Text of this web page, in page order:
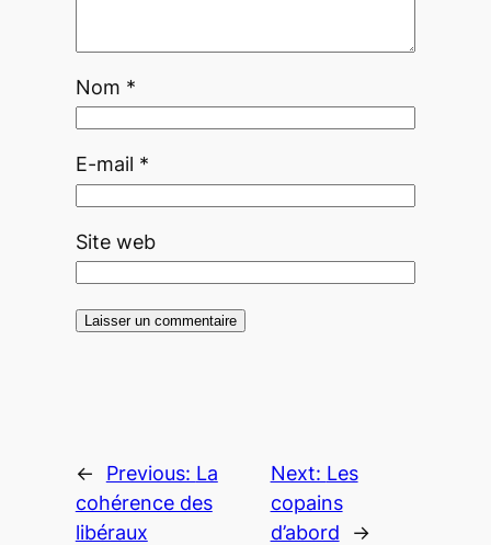
Nom *
E-mail *
Site web
← Previous: La
cohérence des
libéraux
Next: Les
copains
d’abord
→